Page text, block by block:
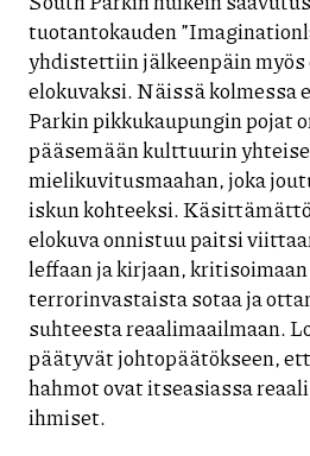
tuotantokauden
yhdistettiin jälkeenpäin
elokuvaksi. Näissä kolmessa
Parkin pikkukaupungin pojat
pääsemään kulttuurin
mielikuvitusmaahan, joka
iskun kohteeksi.
elokuva onnistuu paitsi
leffaan ja kirjaan,
terrorinvastaista sotaa ja
suhteesta reaalimaailmaan.
päätyvät johtopäätökseen,
hahmot ovat itseasiassa
ihmiset.